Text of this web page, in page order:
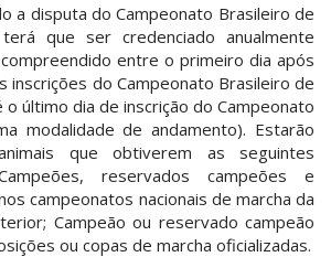
a disputa do Campeonato Brasileiro de
que ser credenciado anualmente
entre o primeiro dia após
inscrições do Campeonato Brasileiro de
último dia de inscrição do Campeonato
modalidade de andamento). Estarão
que obtiverem as seguintes
reservados campeões e
campeonatos nacionais de marcha da
Campeão ou reservado campeão
ou copas de marcha oficializadas.